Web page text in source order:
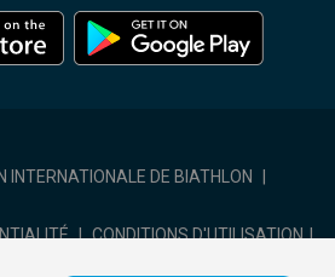
INTERNATIONALE DE BIATHLON
| CONDITIONS D'UTILISATION |